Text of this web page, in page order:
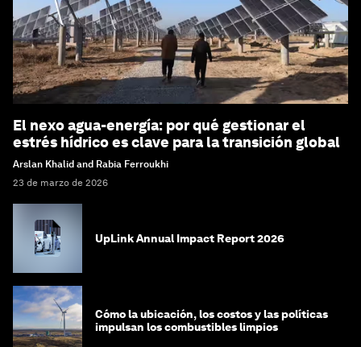
El nexo agua-energía: por qué gestionar el
estrés hídrico es clave para la transición global
Arslan Khalid and Rabia Ferroukhi
23 de marzo de 2026
UpLink Annual Impact Report 2026
Cómo la ubicación, los costos y las políticas
impulsan los combustibles limpios